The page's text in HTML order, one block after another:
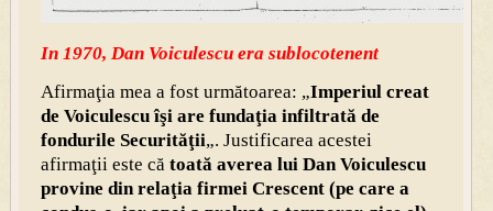
In 1970, Dan Voiculescu era sublocotenent
Afirmaţia mea a fost următoarea: „Imperiul creat
de Voiculescu îşi are fundaţia infiltrată de
fondurile Securităţii„. Justificarea acestei
afirmaţii este că toată averea lui Dan Voiculescu
provine din relaţia firmei Crescent (pe care a